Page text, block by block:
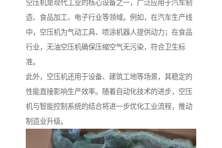
空压机是现代工业的核心设备之一，广泛应用于汽车制
造、食品加工、电子行业等领域。例如，在汽车生产线
中，空压机为气动工具、喷涂机器人提供动力；在食品
行业，无油空压机确保压缩空气无污染，符合卫生标
准。
此外，空压机还用于设备、建筑工地等场景，其稳定的
性能直接影响生产效率。随着自动化技术的进步，空压
机与智能控制系统的结合将进一步优化工业流程，推动
制造业升级。